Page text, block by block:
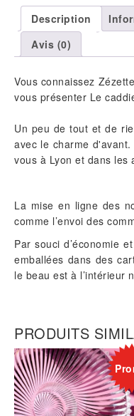
SOUVENIRS
Description
Avis (0)
Vous connaissez
vous présenter Le
Un peu de tout et de
avec le charme
vous à Lyon et dans les
La mise en ligne des
comme l’envoi des
Par souci d’économie
emballées dans des
le beau est à l’intérieur
PRODUITS